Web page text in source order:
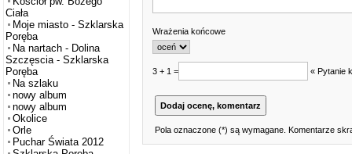
Ciała
Moje miasto - Szklarska
Poręba
Na nartach - Dolina
Szczęscia - Szklarska
Poręba
Na szlaku
nowy album
nowy album
Okolice
Orle
Puchar Świata 2012
Wrażenia końcowe
3 + 1 = « Pytanie
Pola oznaczone (*) są wymagane. Komentarze